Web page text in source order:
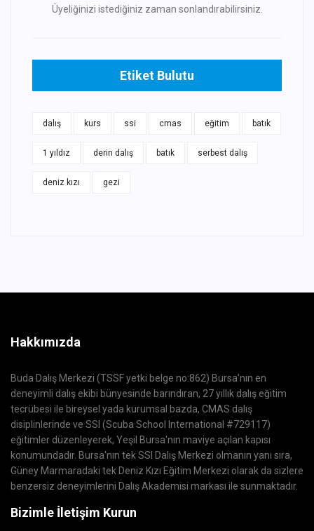
Üyeliğinizi istediğiniz zaman sonlandırabilirsiniz.
Etiket Bulutu
dalış kurs ssi cmas eğitim batık
1 yıldız derin dalış batık serbest dalış
deniz kızı gezi
Hakkımızda
Buda Dalış Merkezi (TSSF yetki belge no:862) Bursa'nın en
deneyimli dalış ekibi bünyesinde barındıran, 27 yıllık dalış eğitim
tecrübesi ile bireysel yada kurumsal bazda, CMAS dalış
disiplinlerinde ve SSI (Scuba School International #729117)
eğitimler düzenleyerek, Yeşil Bursa'nın maviye açılan kapısı
konumundadır. Bursa'nın tek SSI Dalış Merkezi olmanın yanı sıra,
Güney Marmaradaki tek Deniz Kızı Eğitim Merkezi olarak da sizlere
benzersiz deneyimlerini Dalış Akademisi markası ile sunmaktadır.
Bizimle İletişim Kurun